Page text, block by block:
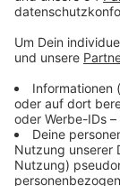
Veröffentlicht:
Anzeige
Eine Vielzahl
die
90 Prozent